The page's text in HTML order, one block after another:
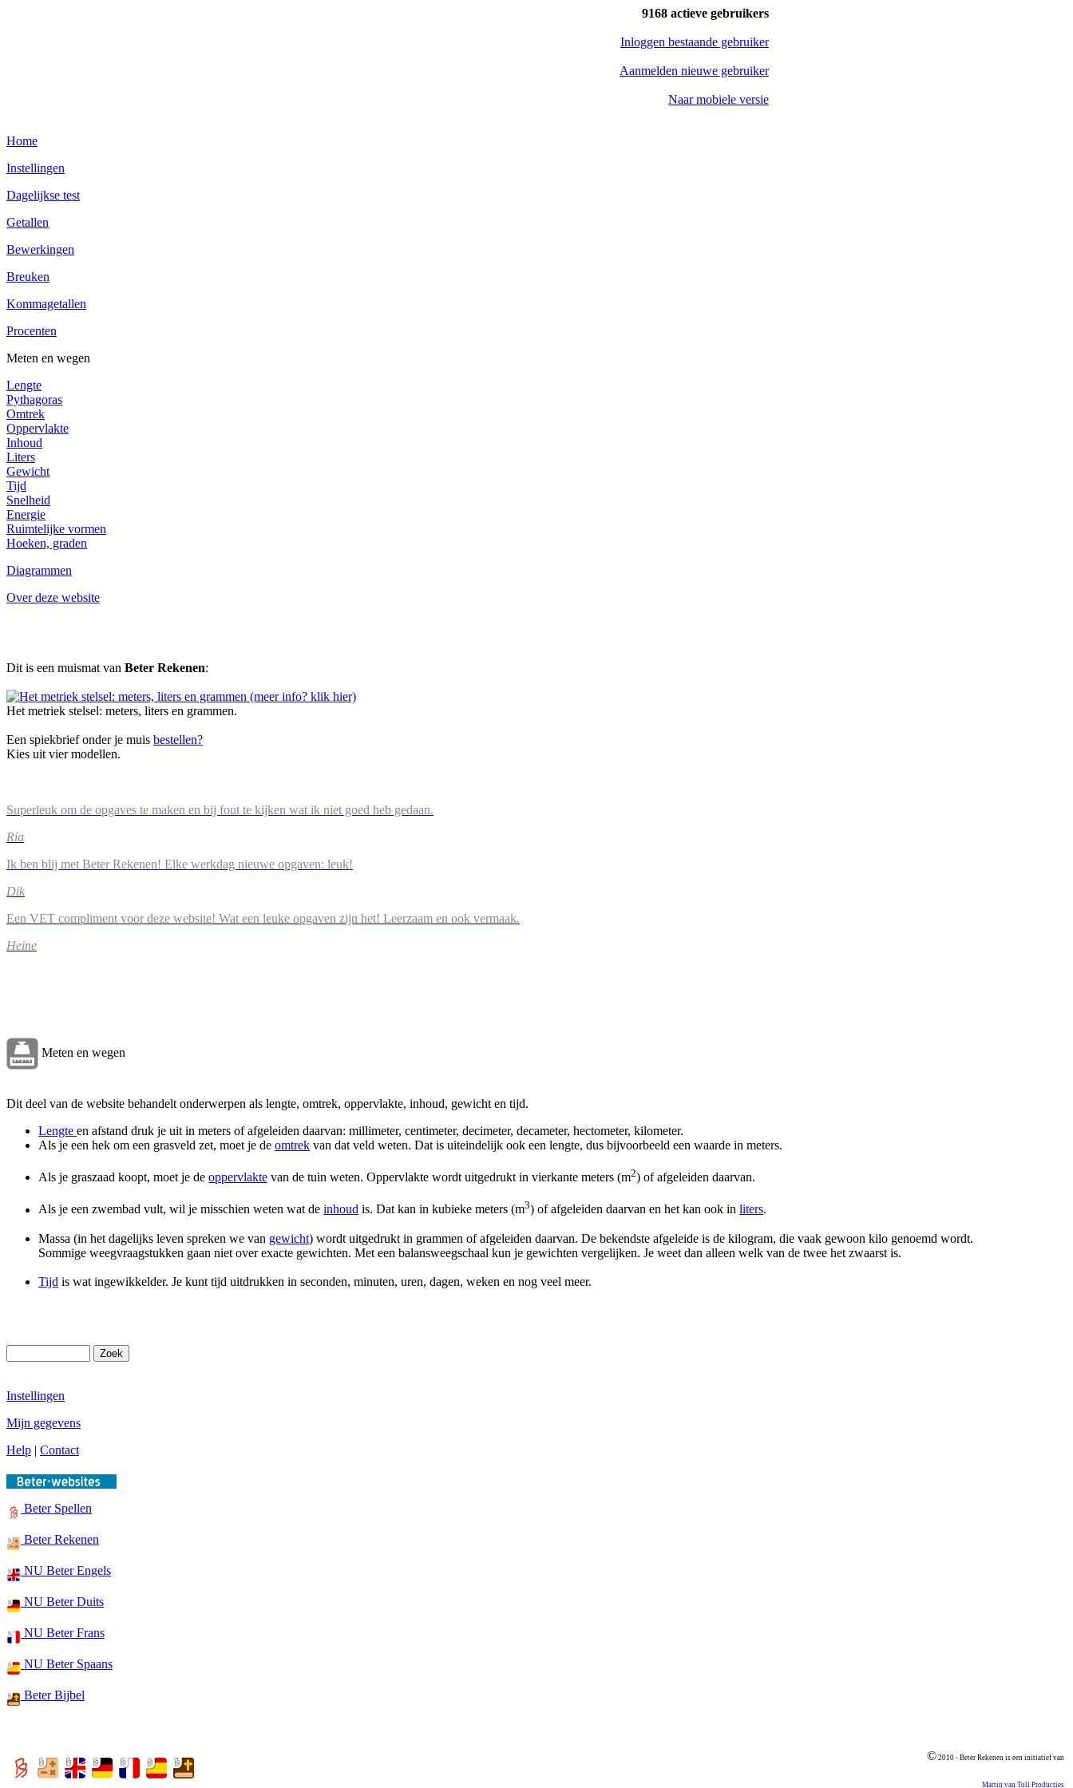
9168 actieve gebruikers
Inloggen bestaande gebruiker
Aanmelden nieuwe gebruiker
Naar mobiele versie
Home
Instellingen
Dagelijkse test
Getallen
Bewerkingen
Breuken
Kommagetallen
Procenten
Meten en wegen
Lengte
Pythagoras
Omtrek
Oppervlakte
Inhoud
Liters
Gewicht
Tijd
Snelheid
Energie
Ruimtelijke vormen
Hoeken, graden
Diagrammen
Over deze website
Dit is een muismat van Beter Rekenen:
Het metriek stelsel: meters, liters en grammen.
Een spiekbrief onder je muis bestellen?
Kies uit vier modellen.
Superleuk om de opgaves te maken en bij fout te kijken wat ik niet goed heb gedaan.
Ria
Ik ben blij met Beter Rekenen! Elke werkdag nieuwe opgaven: leuk!
Dik
Een VET compliment voor deze website! Wat een leuke opgaven zijn het! Leerzaam en ook vermaak.
Heine
Meten en wegen
Dit deel van de website behandelt onderwerpen als lengte, omtrek, oppervlakte, inhoud, gewicht en tijd.
Lengte en afstand druk je uit in meters of afgeleiden daarvan: millimeter, centimeter, decimeter, decameter, hectometer, kilometer.
Als je een hek om een grasveld zet, moet je de omtrek van dat veld weten. Dat is uiteindelijk ook een lengte, dus bijvoorbeeld een waarde in meters.
Als je graszaad koopt, moet je de oppervlakte van de tuin weten. Oppervlakte wordt uitgedrukt in vierkante meters (m2) of afgeleiden daarvan.
Als je een zwembad vult, wil je misschien weten wat de inhoud is. Dat kan in kubieke meters (m3) of afgeleiden daarvan en het kan ook in liters.
Massa (in het dagelijks leven spreken we van gewicht) wordt uitgedrukt in grammen of afgeleiden daarvan. De bekendste afgeleide is de kilogram, die vaak gewoon kilo genoemd wordt.
Sommige weegvraagstukken gaan niet over exacte gewichten. Met een balansweegschaal kun je gewichten vergelijken. Je weet dan alleen welk van de twee het zwaarst is.
Tijd is wat ingewikkelder. Je kunt tijd uitdrukken in seconden, minuten, uren, dagen, weken en nog veel meer.
Instellingen
Mijn gegevens
Help | Contact
Beter Spellen
Beter Rekenen
NU Beter Engels
NU Beter Duits
NU Beter Frans
NU Beter Spaans
Beter Bijbel
© 2010 - Beter Rekenen is een initiatief van
Martin van Toll Producties